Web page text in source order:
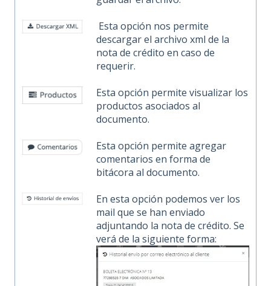
Esta opción nos permite
descargar el archivo xml de la
nota de crédito en caso de
requerir.
Esta opción permite visualizar los
productos asociados al
documento.
Esta opción permite agregar
comentarios en forma de
bitácora al documento.
En esta opción podemos ver los
mail que se han enviado
adjuntando la nota de crédito. Se
verá de la siguiente forma: